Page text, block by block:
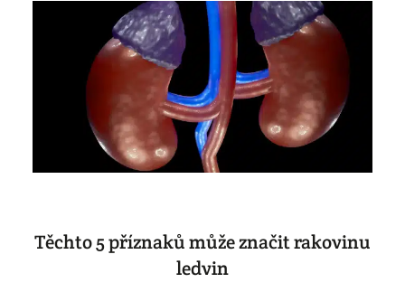
Těchto 5 příznaků může značit rakovinu
ledvin